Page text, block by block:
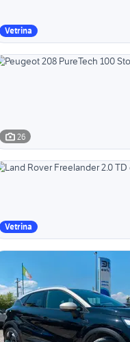
Vetrina
26
Vetrina